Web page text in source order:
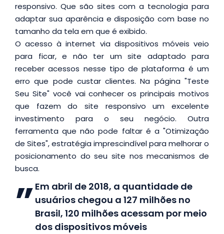
responsivo. Que são sites com a tecnologia para
adaptar sua aparência e disposição com base no
tamanho da tela em que é exibido.
O acesso à internet via dispositivos móveis veio
para ficar, e não ter um site adaptado para
receber acessos nesse tipo de plataforma é um
erro que pode custar clientes. Na página "Teste
Seu Site" você vai conhecer os principais motivos
que fazem do site responsivo um excelente
investimento para o seu negócio. Outra
ferramenta que não pode faltar é a "Otimização
de Sites", estratégia imprescindível para melhorar o
posicionamento do seu site nos mecanismos de
busca.
Em abril de 2018, a quantidade de
usuários chegou a 127 milhões no
Brasil, 120 milhões acessam por meio
dos dispositivos móveis